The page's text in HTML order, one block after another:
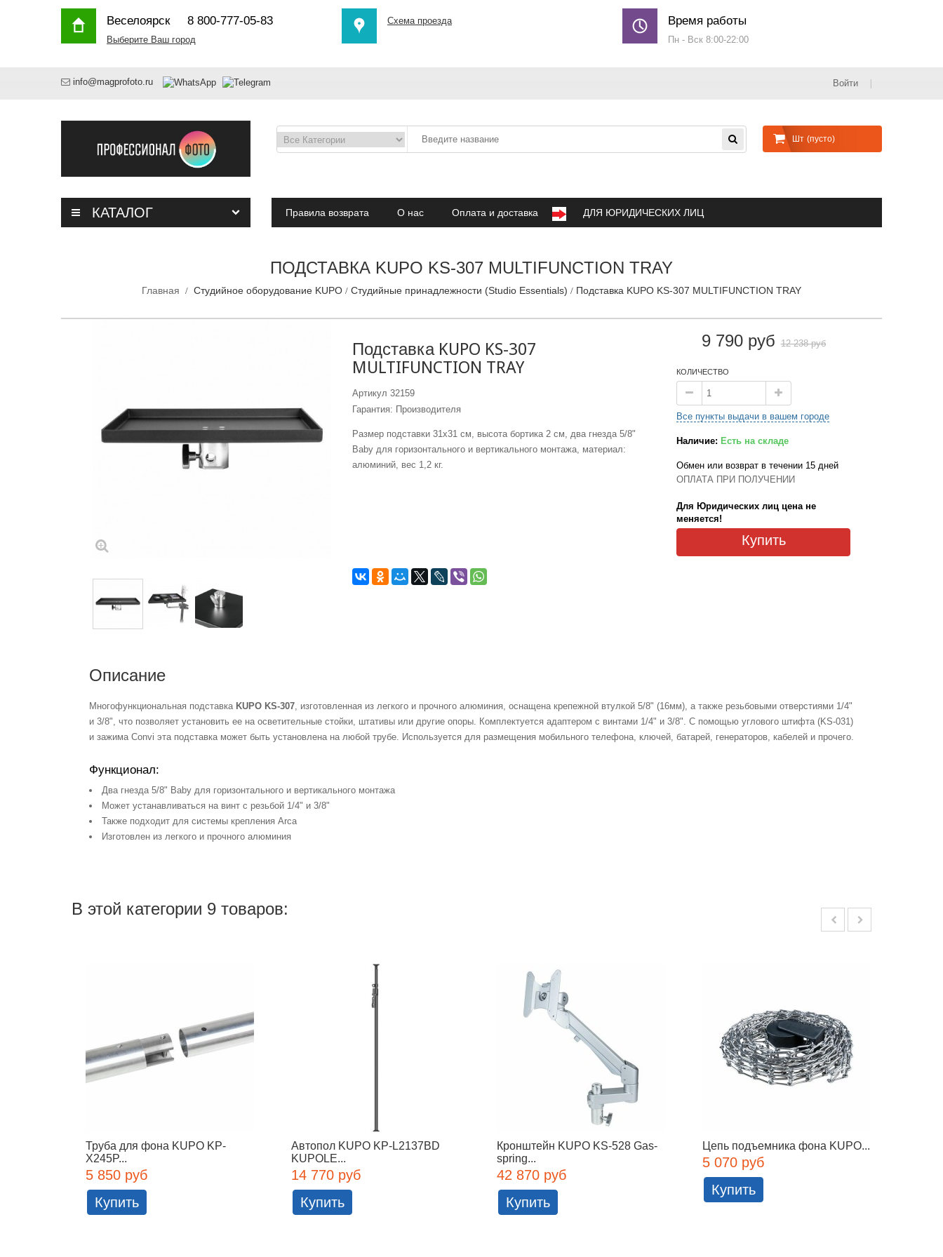
Веселоярск8 800-777-05-83
Выберите Ваш город
Схема проезда Время работы
Пн - Вск 8:00-22:00
info@magprofoto.ru Войти
Шт (пусто)
КАТАЛОГ Правила возврата О нас Оплата и доставка ДЛЯ ЮРИДИЧЕСКИХ ЛИЦ
ПОДСТАВКА KUPO KS-307 MULTIFUNCTION TRAY
Главная Студийное оборудование KUPO Студийные принадлежности (Studio Essentials) Подставка KUPO KS-307 MULTIFUNCTION TRAY
Подставка KUPO KS-307
MULTIFUNCTION TRAY
Артикул 32159
Гарантия: Производителя
Размер подставки 31х31 см, высота бортика 2 см, два гнезда 5/8"
Baby для горизонтального и вертикального монтажа, материал:
алюминий, вес 1,2 кг.
9 790 руб 12 238 руб
КОЛИЧЕСТВО
Все пункты выдачи в вашем городе
Наличие: Есть на складе
Обмен или возврат в течении 15 дней
ОПЛАТА ПРИ ПОЛУЧЕНИИ
Для Юридических лиц цена не
меняется!
Купить
Описание
Многофункциональная подставка KUPO KS-307 , изготовленная из легкого и прочного алюминия, оснащена крепежной втулкой 5/8" (16мм), а также резьбовыми отверстиями 1/4"
и 3/8", что позволяет установить ее на осветительные стойки, штативы или другие опоры. Комплектуется адаптером с винтами 1/4" и 3/8". С помощью углового штифта (KS-031)
и зажима Convi эта подставка может быть установлена на любой трубе. Используется для размещения мобильного телефона, ключей, батарей, генераторов, кабелей и прочего.
Функционал:
Два гнезда 5/8" Baby для горизонтального и вертикального монтажа
Может устанавливаться на винт с резьбой 1/4" и 3/8"
Также подходит для системы крепления Arca
Изготовлен из легкого и прочного алюминия
В этой категории 9 товаров:
Труба для фона KUPO KP-
X245P...
5 850 руб
Купить
Автопол KUPO KP-L2137BD
KUPOLE...
14 770 руб
Купить
Кронштейн KUPO KS-528 Gas-
spring...
42 870 руб
Купить
Цепь подъемника фона KUPO...
5 070 руб
Купить